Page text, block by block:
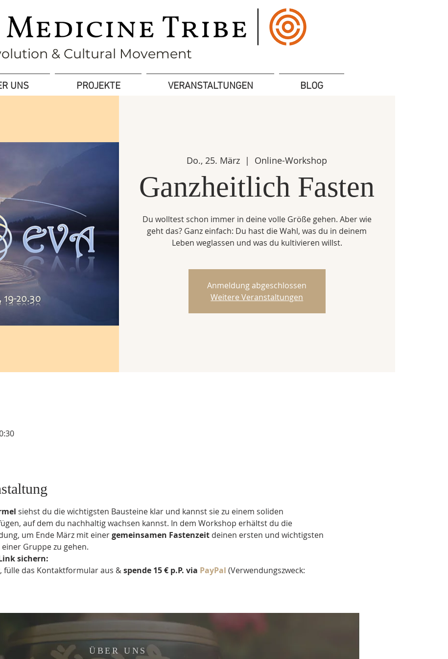
& Cultural Movement
UNS PROJEKTE VERANSTALTUNGEN BLOG
Do., 25. März
  |
Online-Workshop
Ganzheitlich Fasten
Du wolltest schon immer in deine volle Größe gehen. Aber wie
geht das? Ganz einfach: Du hast die Wahl, was du in deinem
Leben weglassen und was du kultivieren willst.
Anmeldung abgeschlossen
Weitere Veranstaltungen
siehst du die wichtigsten Bausteine klar und kannst sie zu einem soliden
auf dem du nachhaltig wachsen kannst. In dem Workshop erhältst du die
um Ende März mit einer gemeinsamen Fastenzeit deinen ersten und wichtigsten
Gruppe zu gehen.
sichern:
, fülle das Kontaktformular aus & spende 15 € p.P. via PayPal (Verwendungszweck:
ÜBER UNS